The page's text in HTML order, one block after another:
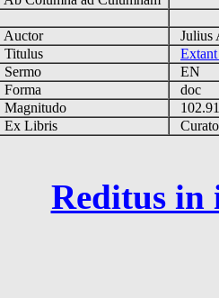
Auctor
Julius
Titulus
Sermo
EN
Forma
doc
Magnitudo
Ex Libris
Reditus in